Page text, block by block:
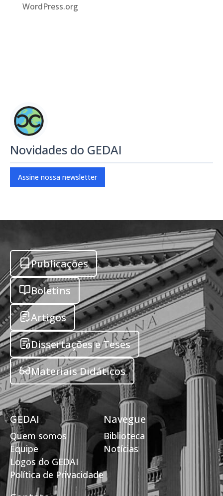
WordPress.org
Novidades do GEDAI
Assine nossa newsletter
Publicações
Boletins
Artigos
Dissertações e Teses
Materiais Didáticos
GEDAI
Quem somos
Equipe
Logos do GEDAI
Política de Privacidade
Navegue
Biblioteca
Notícias